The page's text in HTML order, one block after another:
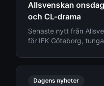
Allsvenskan
och CL-drama
Senaste nytt från
för IFK Göteborg,
Dagens nyheter